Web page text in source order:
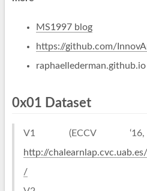
MS1997 blog
https://github.com/
raphaellederman.github.io
0x01 Dataset
V1 (ECCV
http://
/